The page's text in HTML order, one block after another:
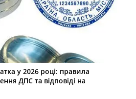
у 2026 році: правила
ДПС та відповіді на